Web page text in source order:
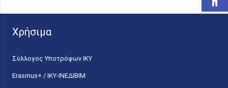
Χρήσιμα
Σύλλογος Υποτρόφων ΙΚΥ
Erasmus+ / ΙΚΥ-ΙΝΕΔΙΒΙΜ